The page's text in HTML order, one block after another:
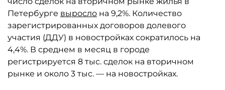
Петербурге выросло на 9,2%. Количество
зарегистрированных договоров долевого
участия (ДДУ) в новостройках сократилось на
4,4%. В среднем в месяц в городе
регистрируется 8 тыс. сделок на вторичном
рынке и около 3 тыс. — на новостройках.